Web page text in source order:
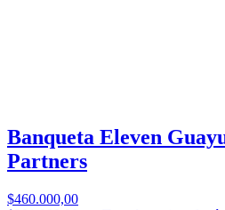
Banqueta Eleven
Partners
$460.000,00